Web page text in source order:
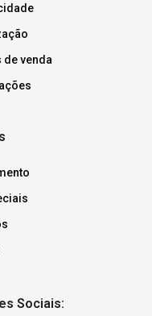
de venda
Sociais: